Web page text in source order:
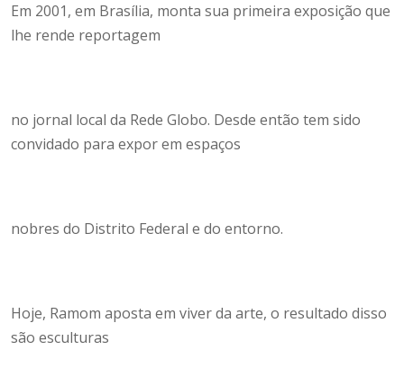
Em 2001, em Brasília, monta sua primeira exposição que
lhe rende reportagem
no jornal local da Rede Globo. Desde então tem sido
convidado para expor em espaços
nobres do Distrito Federal e do entorno.
Hoje, Ramom aposta em viver da arte, o resultado disso
são esculturas